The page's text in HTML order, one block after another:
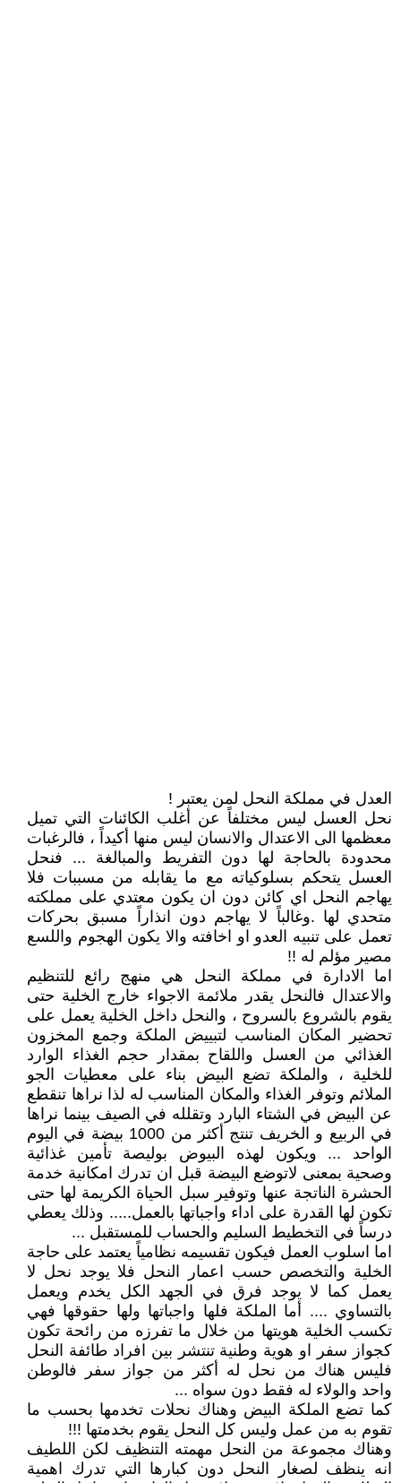
العدل في مملكة النحل لمن يعتبر !
نحل العسل ليس مختلفاً عن أغلب الكائنات التي تميل
معظمها الى الاعتدال والانسان ليس منها أكيداً ، فالرغبات
محدودة بالحاجة لها دون التفريط والمبالغة ... فنحل
العسل يتحكم بسلوكياته مع ما يقابله من مسببات فلا
يهاجم النحل اي كائن دون ان يكون معتدي على مملكته
متحدي لها .وغالباً لا يهاجم دون انذاراً مسبق بحركات
تعمل على تنبيه العدو او اخافته والا يكون الهجوم واللسع
مصير مؤلم له !!
اما الادارة في مملكة النحل هي منهج رائع للتنظيم
والاعتدال فالنحل يقدر ملائمة الاجواء خارج الخلية حتى
يقوم بالشروع بالسروح ، والنحل داخل الخلية يعمل على
تحضير المكان المناسب لتبييض الملكة وجمع المخزون
الغذائي من العسل واللقاح بمقدار حجم الغذاء الوارد
للخلية ، والملكة تضع البيض بناء على معطيات الجو
الملائم وتوفر الغذاء والمكان المناسب له لذا نراها تنقطع
عن البيض في الشتاء البارد وتقلله في الصيف بينما نراها
في الربيع و الخريف تنتج أكثر من 1000 بيضة في اليوم
الواحد ... ويكون لهذه البيوض بوليصة تأمين غذائية
وصحية بمعنى لاتوضع البيضة قبل ان تدرك امكانية خدمة
الحشرة الناتجة عنها وتوفير سبل الحياة الكريمة لها حتى
تكون لها القدرة على اداء واجباتها بالعمل..... وذلك يعطي
درساً في التخطيط السليم والحساب للمستقبل ...
اما اسلوب العمل فيكون تقسيمه نظامياً يعتمد على حاجة
الخلية والتخصص حسب اعمار النحل فلا يوجد نحل لا
يعمل كما لا يوجد فرق في الجهد الكل يخدم ويعمل
بالتساوي .... أما الملكة فلها واجباتها ولها حقوقها فهي
تكسب الخلية هويتها من خلال ما تفرزه من رائحة تكون
كجواز سفر او هوية وطنية تنتشر بين افراد طائفة النحل
فليس هناك من نحل له أكثر من جواز سفر فالوطن
واحد والولاء له فقط دون سواه ...
كما تضع الملكة البيض وهناك نحلات تخدمها بحسب ما
تقوم به من عمل وليس كل النحل يقوم بخدمتها !!!
وهناك مجموعة من النحل مهمته التنظيف لكن اللطيف
انه ينظف لصغار النحل دون كبارها التي تدرك اهمية